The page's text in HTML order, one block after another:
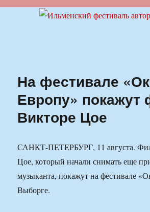
Ильменский фестиваль
На фестивале
Европу»
Викторе Цое
САНКТ-ПЕТЕРБУРГ, 11 августа.
Цое, который начали снимать еще
музыканта, покажут на фестивале
Выборге.